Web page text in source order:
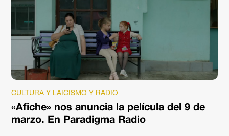
CULTURA Y LAICISMO Y RADIO
«Afiche» nos anuncia la película del 9 de
marzo. En Paradigma Radio